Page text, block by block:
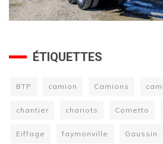
ÉTIQUETTES
BTP camion Camions
chantier chariots Cometto
Eiffage faymonville Gaussin